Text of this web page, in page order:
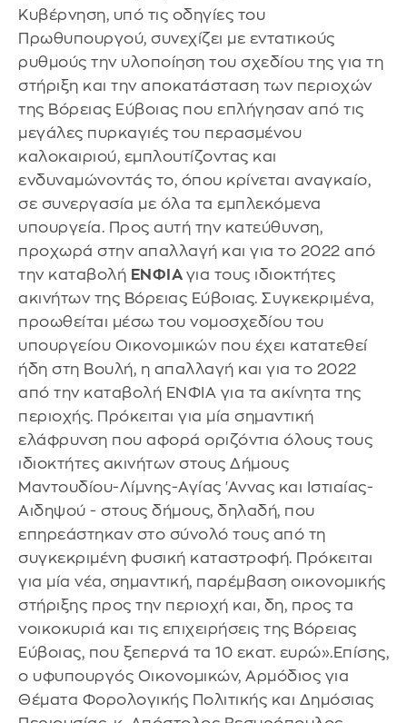
Κυβέρνηση, υπό τις οδηγίες του
Πρωθυπουργού, συνεχίζει με εντατικούς
ρυθμούς την υλοποίηση του σχεδίου της για τη
στήριξη και την αποκατάσταση των περιοχών
της Βόρειας Εύβοιας που επλήγησαν από τις
μεγάλες πυρκαγιές του περασμένου
καλοκαιριού, εμπλουτίζοντας και
ενδυναμώνοντάς το, όπου κρίνεται αναγκαίο,
σε συνεργασία με όλα τα εμπλεκόμενα
υπουργεία. Προς αυτή την κατεύθυνση,
προχωρά στην απαλλαγή και για το 2022 από
την καταβολή ΕΝΦΙΑ για τους ιδιοκτήτες
ακινήτων της Βόρειας Εύβοιας. Συγκεκριμένα,
προωθείται μέσω του νομοσχεδίου του
υπουργείου Οικονομικών που έχει κατατεθεί
ήδη στη Βουλή, η απαλλαγή και για το 2022
από την καταβολή ΕΝΦΙΑ για τα ακίνητα της
περιοχής. Πρόκειται για μία σημαντική
ελάφρυνση που αφορά οριζόντια όλους τους
ιδιοκτήτες ακινήτων στους Δήμους
Μαντουδίου-Λίμνης-Αγίας 'Αννας και Ιστιαίας-
Αιδηψού - στους δήμους, δηλαδή, που
επηρεάστηκαν στο σύνολό τους από τη
συγκεκριμένη φυσική καταστροφή. Πρόκειται
για μία νέα, σημαντική, παρέμβαση οικονομικής
στήριξης προς την περιοχή και, δη, προς τα
νοικοκυριά και τις επιχειρήσεις της Βόρειας
Εύβοιας, που ξεπερνά τα 10 εκατ. ευρώ».Επίσης,
ο υφυπουργός Οικονομικών, Αρμόδιος για
Θέματα Φορολογικής Πολιτικής και Δημόσιας